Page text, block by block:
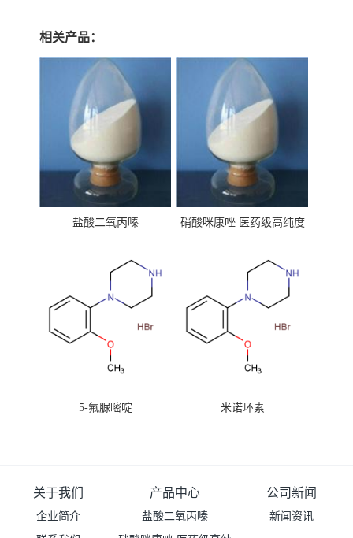
相关产品：
盐酸二氧丙嗪
硝酸咪康唑 医药级高纯度
5-氟脲嘧啶 米诺环素
关于我们
企业简介
产品中心
盐酸二氧丙嗪
公司新闻
新闻资讯